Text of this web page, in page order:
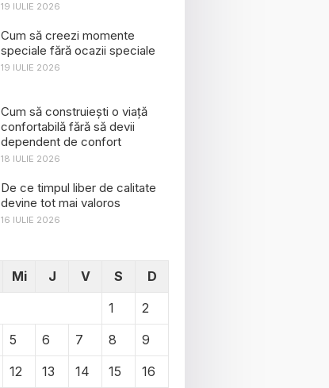
19 IULIE 2026
Cum să creezi momente
speciale fără ocazii speciale
19 IULIE 2026
Cum să construiești o viață
confortabilă fără să devii
dependent de confort
18 IULIE 2026
De ce timpul liber de calitate
devine tot mai valoros
16 IULIE 2026
Mi J V S
D
1
2
5 6 7 8
9
12 13 14 15
16